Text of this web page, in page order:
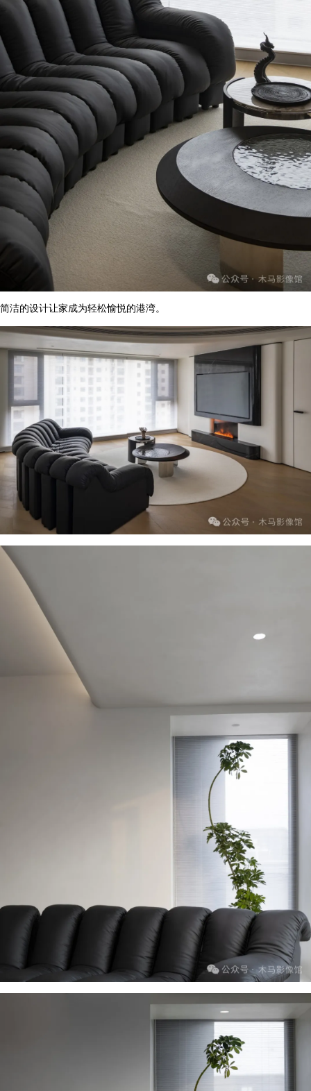
简洁的设计让家成为轻松愉悦的港湾。